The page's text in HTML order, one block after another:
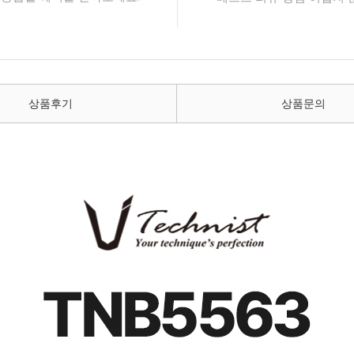
상품후기 상품문의